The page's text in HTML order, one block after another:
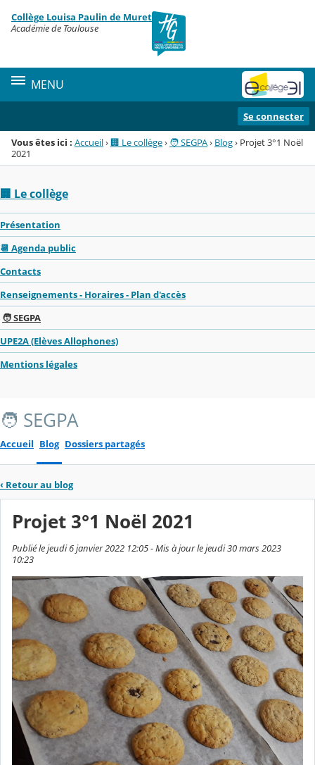
Menu de la rubrique
Contenu
Collège Louisa Paulin de Muret
Académie de Toulouse
MENU
Se connecter
Vous êtes ici : Accueil›🏢 Le collège› 🧑 SEGPA› Blog› Projet 3°1 Noël
2021
🏢 Le collège
Présentation
📆 Agenda public
Contacts
Renseignements - Horaires - Plan d'accès
🧑 SEGPA
UPE2A (Elèves Allophones)
Mentions légales
🧑 SEGPA
Accueil Blog Dossiers partagés
‹ Retour au blog
Projet 3°1 Noël 2021
Publié le jeudi 6 janvier 2022 12:05 - Mis à jour le jeudi 30 mars 2023
10:23